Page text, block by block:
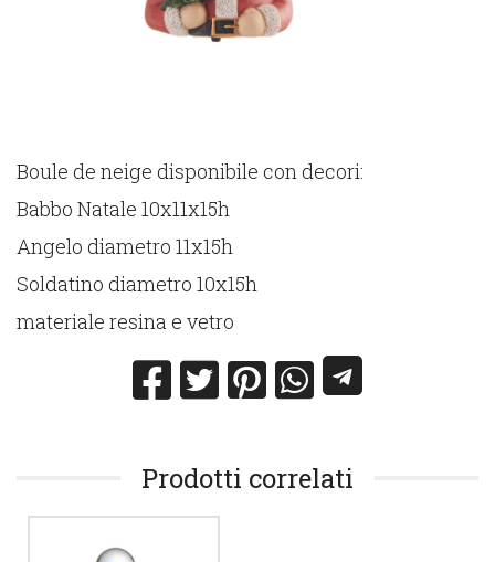
Boule de neige disponibile con decori:
Babbo Natale 10x11x15h
Angelo diametro 11x15h
Soldatino diametro 10x15h
materiale resina e vetro
Prodotti correlati